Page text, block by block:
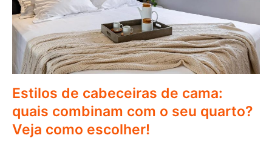
Estilos de cabeceiras de cama:
quais combinam com o seu quarto?
Veja como escolher!